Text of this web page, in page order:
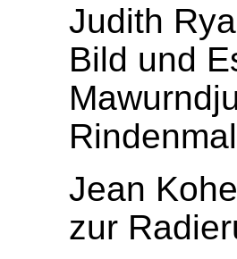
Judith
Bild und
Jean
zur